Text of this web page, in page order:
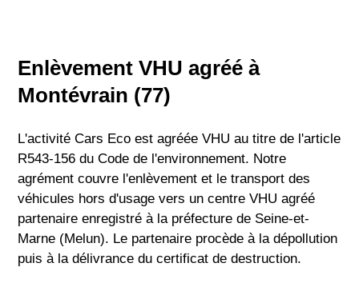
Enlèvement VHU agréé à
Montévrain (77)
L'activité Cars Eco est agréée VHU au titre de l'article
R543-156 du Code de l'environnement. Notre
agrément couvre l'enlèvement et le transport des
véhicules hors d'usage vers un centre VHU agréé
partenaire enregistré à la préfecture de Seine-et-
Marne (Melun). Le partenaire procède à la dépollution
puis à la délivrance du certificat de destruction.